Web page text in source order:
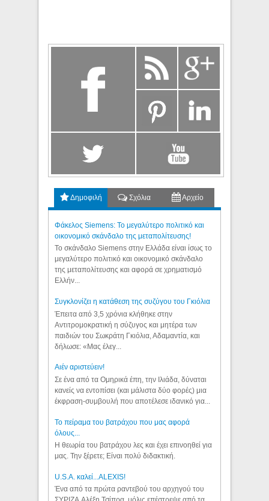
Δημοφιλή Σχόλια Αρχείο
Φάκελος Siemens: Το μεγαλύτερο πολιτικό και
οικονομικό σκάνδαλο της μεταπολίτευσης!
Το σκάνδαλο Siemens στην Ελλάδα είναι ίσως το
μεγαλύτερο πολιτικό και οικονομικό σκάνδαλο
της μεταπολίτευσης και αφορά σε χρηματισμό
Ελλήν...
Συγκλονίζει η κατάθεση της συζύγου του Γκιόλια
Έπειτα από 3,5 χρόνια κλήθηκε στην
Αντιτρομοκρατική η σύζυγος και μητέρα των
παιδιών του Σωκράτη Γκιόλια, Αδαμαντία, και
δήλωσε: «Μας έλεγ...
Aιέν αριστεύειν!
Σε ένα από τα Ομηρικά έπη, την Ιλιάδα, δύναται
κανείς να εντοπίσει (και μάλιστα δύο φορές) μια
έκφραση-συμβουλή που αποτέλεσε ιδανικό για...
Το πείραμα του βατράχου που μας αφορά
όλους...
Η θεωρία του βατράχου λες και έχει επινοηθεί για
μας. Την ξέρετε; Είναι πολύ διδακτική.
U.S.A. καλεί...ALEXIS!
Ένα από τα πρώτα ραντεβού του αρχηγού του